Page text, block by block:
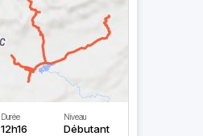
Durée
12h16
Niveau
Débutant